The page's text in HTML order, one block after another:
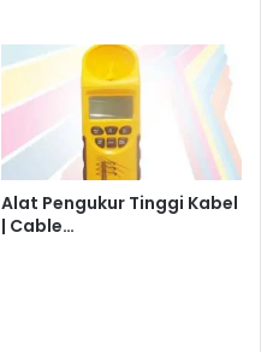
Alat Pengukur Tinggi Kabel
| Cable…